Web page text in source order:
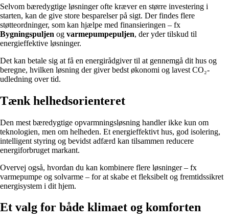
Selvom bæredygtige løsninger ofte kræver en større investering i
starten, kan de give store besparelser på sigt. Der findes flere
støtteordninger, som kan hjælpe med finansieringen – fx
Bygningspuljen og varmepumpepuljen, der yder tilskud til
energieffektive løsninger.
Det kan betale sig at få en energirådgiver til at gennemgå dit hus og
beregne, hvilken løsning der giver bedst økonomi og lavest CO₂-
udledning over tid.
Tænk helhedsorienteret
Den mest bæredygtige opvarmningsløsning handler ikke kun om
teknologien, men om helheden. Et energieffektivt hus, god isolering,
intelligent styring og bevidst adfærd kan tilsammen reducere
energiforbruget markant.
Overvej også, hvordan du kan kombinere flere løsninger – fx
varmepumpe og solvarme – for at skabe et fleksibelt og fremtidssikret
energisystem i dit hjem.
Et valg for både klimaet og komforten